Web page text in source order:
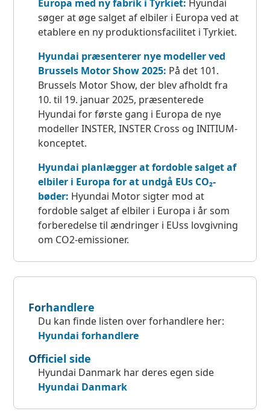
Europa med ny fabrik i Tyrkiet: Hyundai
søger at øge salget af elbiler i Europa ved at
etablere en ny produktionsfacilitet i Tyrkiet.
Hyundai præsenterer nye modeller ved
Brussels Motor Show 2025: På det 101.
Brussels Motor Show, der blev afholdt fra
10. til 19. januar 2025, præsenterede
Hyundai for første gang i Europa de nye
modeller INSTER, INSTER Cross og INITIUM-
konceptet.
Hyundai planlægger at fordoble salget af
elbiler i Europa for at undgå EUs CO₂-
bøder: Hyundai Motor sigter mod at
fordoble salget af elbiler i Europa i år som
forberedelse til ændringer i EUss lovgivning
om CO2-emissioner.
Forhandlere
Du kan finde listen over forhandlere her:
Hyundai forhandlere
Officiel side
Hyundai Danmark har deres egen side
Hyundai Danmark